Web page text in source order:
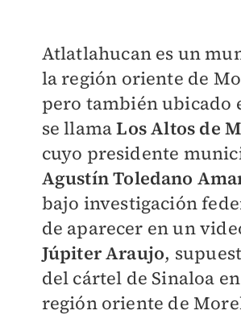
Atlatlahucan es un
la región oriente de
pero también ubicado
se llamaLos Altos de
cuyo presidente
Agustín Toledano
bajo investigación
de aparecer en un
Júpiter Araujo,
del cártel de Sinaloa
región oriente de